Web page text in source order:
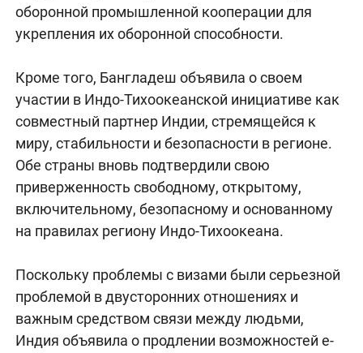
оборонной промышленной кооперации для
укрепления их оборонной способности.
Кроме того, Бангладеш объявила о своем
участии в Индо-Тихоокеанской инициативе как
совместный партнер Индии, стремящейся к
миру, стабильности и безопасности в регионе.
Обе страны вновь подтвердили свою
приверженность свободному, открытому,
включительному, безопасному и основанному
на правилах региону Индо-Тихоокеана.
Поскольку проблемы с визами были серьезной
проблемой в двусторонних отношениях и
важным средством связи между людьми,
Индия объявила о продлении возможностей e-